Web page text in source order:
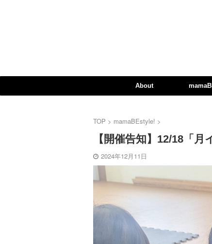
About
TOP > mamaBEstyle! >
【開催告知】12/18「
2024年12月11日